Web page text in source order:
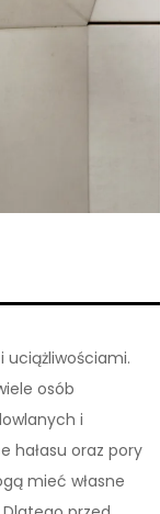
uciążliwościami.
osób
i
hałasu oraz pory
mieć własne